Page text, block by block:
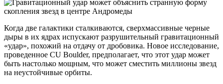
Когда две галактики сталкиваются, сверхмассивные черные
дыры в их ядрах испускают разрушительный гравитационный
«удар», похожий на отдачу от дробовика. Новое исследование,
проведенное CU Boulder, предполагает, что этот удар может
быть настолько мощным, что может сместить миллионы звезд
на неустойчивые орбиты.